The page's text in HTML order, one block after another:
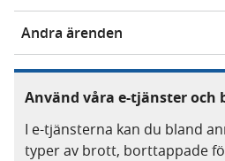
Andra ärenden
Använd våra e-tjänster och
I e-tjänsterna kan du bland
typer av brott, borttappade